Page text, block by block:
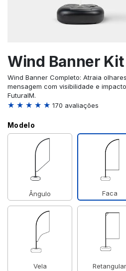
Wind Banner
Wind Banner Completo: Atraia
mensagem com visibilidade e
FuturaIM.
★ ★ ★ ★ ★ 170 avaliações
Modelo
Ângulo Faca
Vela Retangular